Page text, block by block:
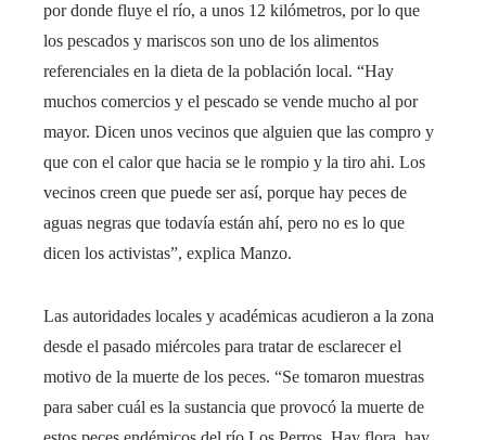
por donde fluye el río, a unos 12 kilómetros, por lo que
los pescados y mariscos son uno de los alimentos
referenciales en la dieta de la población local. “Hay
muchos comercios y el pescado se vende mucho al por
mayor. Dicen unos vecinos que alguien que las compro y
que con el calor que hacia se le rompio y la tiro ahi. Los
vecinos creen que puede ser así, porque hay peces de
aguas negras que todavía están ahí, pero no es lo que
dicen los activistas”, explica Manzo.
Las autoridades locales y académicas acudieron a la zona
desde el pasado miércoles para tratar de esclarecer el
motivo de la muerte de los peces. “Se tomaron muestras
para saber cuál es la sustancia que provocó la muerte de